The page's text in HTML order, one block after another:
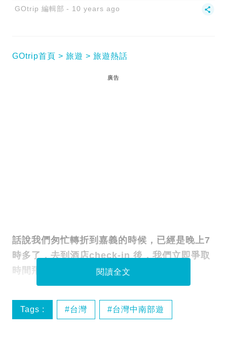
GOtrip 編輯部 10 years ago
GOtrip首頁 旅遊 旅遊熱話
廣告
話說我們匆忙轉折到嘉義的時候，已經是晚上7
時多了，去到酒店check-in 後，我們立即爭取
時間飛奔出去喇！
閱讀全文
Tags : 台灣 台灣中南部遊